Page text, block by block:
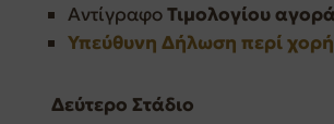
ΑντίγραφοΤιμολογίου
Υπεύθυνη Δήλωση περί
Δεύτερο Στάδιο